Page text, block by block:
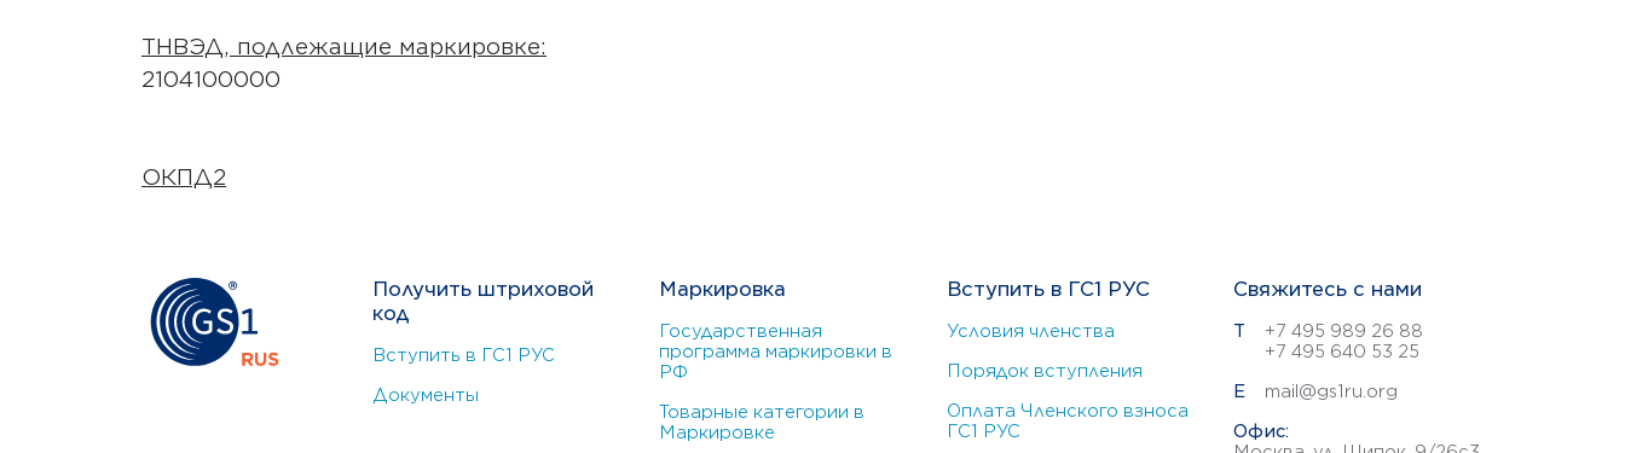
ТНВЭД, подлежащие маркировке:
2104100000
ОКПД2
Получить штриховой
код
Вступить в ГС1 РУС
Документы
Маркировка
Государственная
программа маркировки в
РФ
Товарные категории в
Маркировке
Вступить в ГС1 РУС
Условия членства
Порядок вступления
Оплата Членского взноса
ГС1 РУС
Свяжитесь с нами
Т
+7 495 989 26 88
+7 495 640 53 25
E mail@gs1ru.org
Офис: